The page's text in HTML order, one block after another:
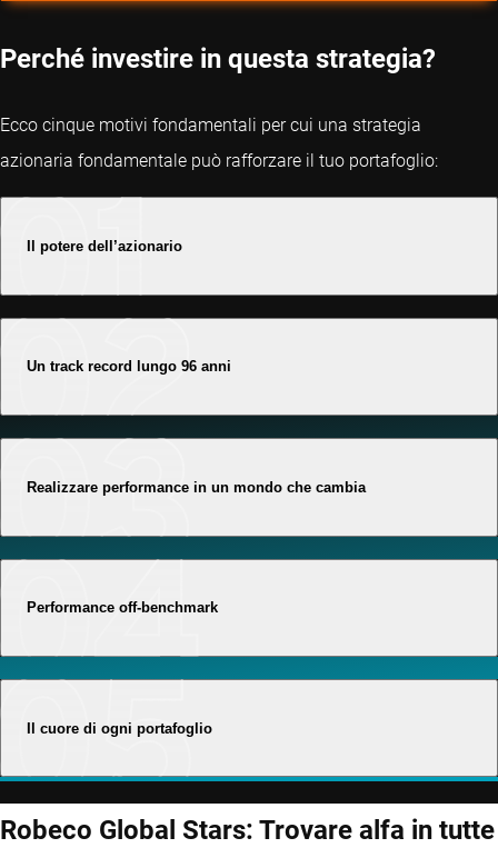
Perché investire in questa strategia?
Ecco cinque motivi fondamentali per cui una strategia
azionaria fondamentale può rafforzare il tuo portafoglio:
Il potere dell’azionario
Un track record lungo 96 anni
Realizzare performance in un mondo che cambia
Performance off-benchmark
Il cuore di ogni portafoglio
Robeco Global Stars: Trovare alfa in tutte